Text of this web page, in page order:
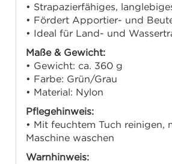
• Strapazierfähiges,
• Fördert Apportier- und
• Ideal für Land- und
Maße & Gewicht:
• Gewicht: ca. 360 g
• Farbe: Grün/Grau
• Material: Nylon
Pflegehinweis:
• Mit feuchtem Tuch reinigen,
Maschine waschen
Warnhinweis: